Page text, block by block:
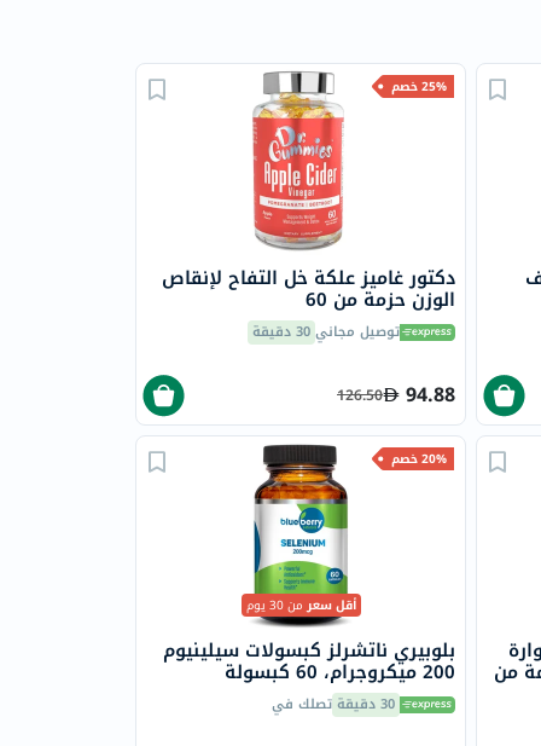
25% خصم
دكتور غاميز علكة خل التفاح لإنقاص
الوزن حزمة من 60
توصيل مجاني30 دقيقة
94.88
126.50
من
20% خصم
أقل سعرمن 30 يوم
بلوبيري ناتشرلز كبسولات سيلينيوم
200 ميكروجرام، 60 كبسولة
30 دقيقة تصلك في